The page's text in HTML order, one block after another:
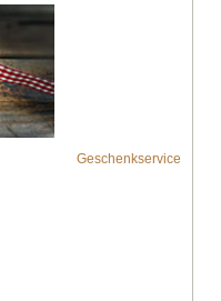
Geschenkservice